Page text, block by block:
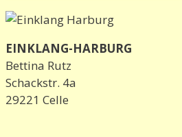
EINKLANG-HARBURG
Bettina Rutz
Schackstr. 4a
29221 Celle